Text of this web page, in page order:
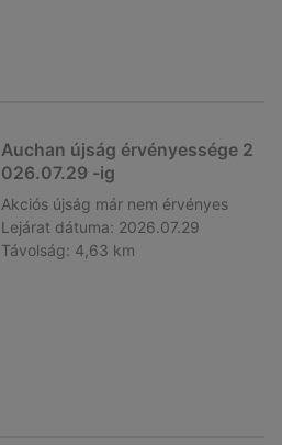
Auchan újság érvényessége 2
026.07.29 -ig
Akciós újság már nem érvényes
Lejárat dátuma: 2026.07.29
Távolság: 4,63 km